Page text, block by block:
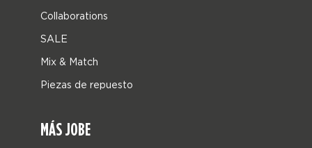
Collaborations
SALE
Mix & Match
Piezas de repuesto
MÁS JOBE